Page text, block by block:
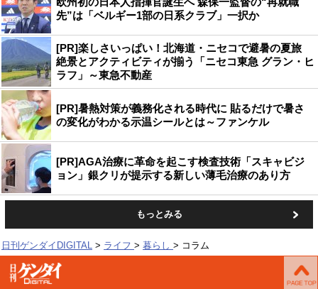
先”は「ベルギー1部の日系クラブ」一択か
[PR]楽しさいっぱい！北海道・ニセコで避暑の夏旅
絶景とアクティビティが揃う「ニセコ東急 グラン・ヒ
ラフ」～東急不動産
[PR]暑熱対策が義務化される時代に 貼るだけで暑さ
の変化がわかる示温シールとは～ファンケル
[PR]AGA治療に革命を起こす検査技術「スキャビジ
ョン」銀クリが提示する新しい薄毛治療のあり方
もっとみる
日刊ゲンダイDIGITAL ライフ 暮らし コラム